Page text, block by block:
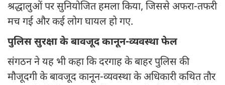
श्रद्धालुओं पर सुनियोजित हमला किया, जिससे अफरा-तफरी
मच गई और कई लोग घायल हो गए.
पुलिस सुरक्षा के बावजूद कानून-व्यवस्था फेल
संगठन ने यह भी कहा कि दरगाह के बाहर पुलिस की
मौजूदगी के बावजूद कानून-व्यवस्था के अधिकारी कथित तौर